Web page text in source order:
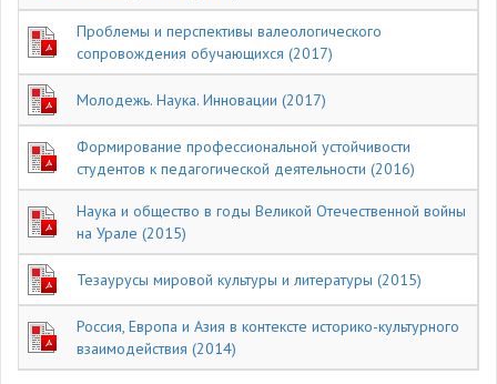
Проблемы и перспективы валеологического
сопровождения обучающихся (2017)
Молодежь. Наука. Инновации (2017)
Формирование профессиональной устойчивости
студентов к педагогической деятельности (2016)
Наука и общество в годы Великой Отечественной войны
на Урале (2015)
Тезаурусы мировой культуры и литературы (2015)
Россия, Европа и Азия в контексте историко-культурного
взаимодействия (2014)